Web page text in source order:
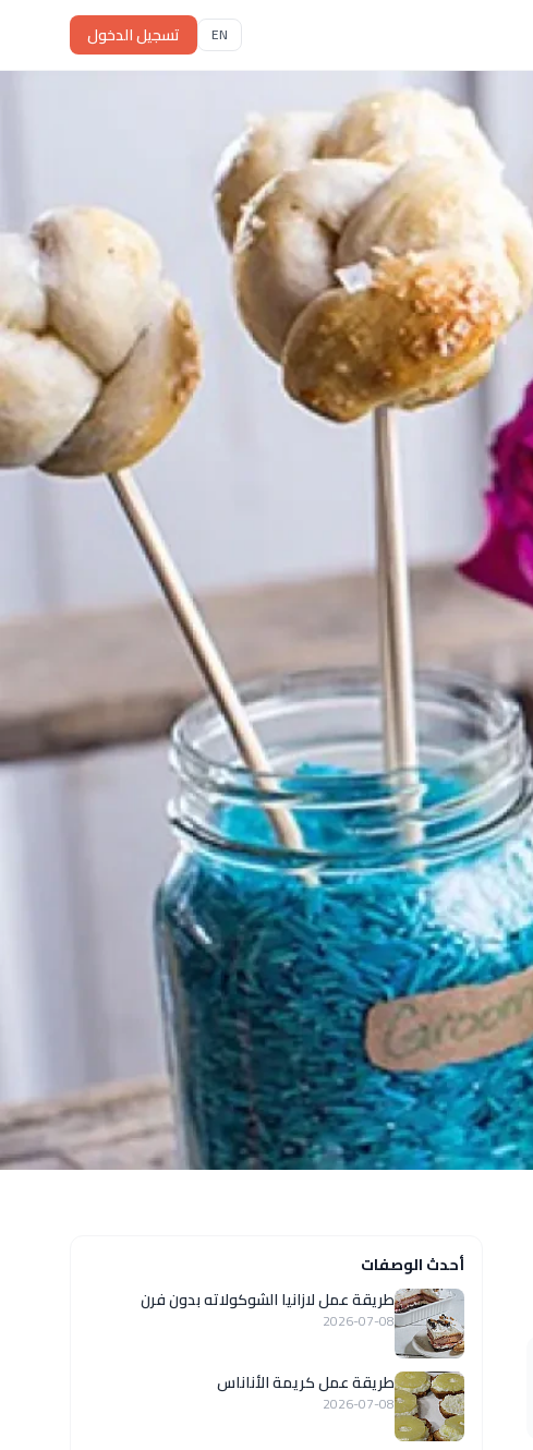
EN تسجيل الدخول
أحدث الوصفات
طريقة عمل لازانيا الشوكولاته بدون فرن
2026-07-08
طريقة عمل كريمة الأناناس
2026-07-08